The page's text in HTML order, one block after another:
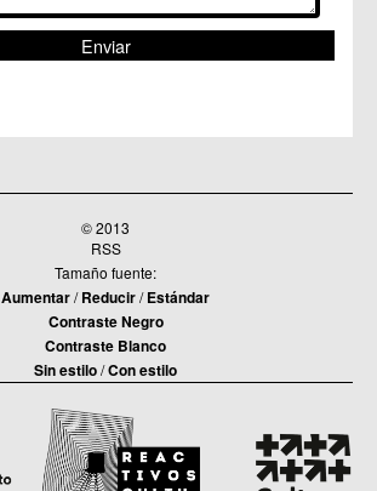
© 2013
RSS
Tamaño fuente:
Aumentar/Reducir/Estándar
Contraste Negro
Contraste Blanco
Sin estilo/Con estilo